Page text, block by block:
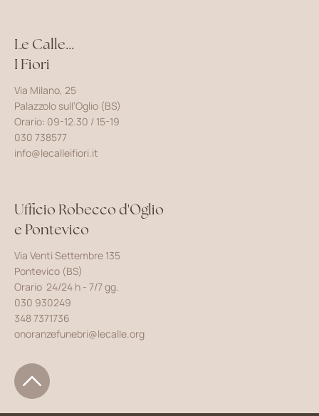
Le Calle...
I Fiori
Via Milano, 25
Palazzolo sull’Oglio (BS)
Orario: 09-12.30 / 15-19
030 738577
info@lecalleifiori.it
Ufficio Robecco d'Oglio
e Pontevico
Via Venti Settembre 135
Pontevico (BS)
Orario 24/24 h - 7/7 gg.
030 930249
348 7371736
onoranzefunebri@lecalle.org